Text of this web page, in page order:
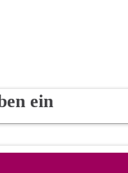
ein